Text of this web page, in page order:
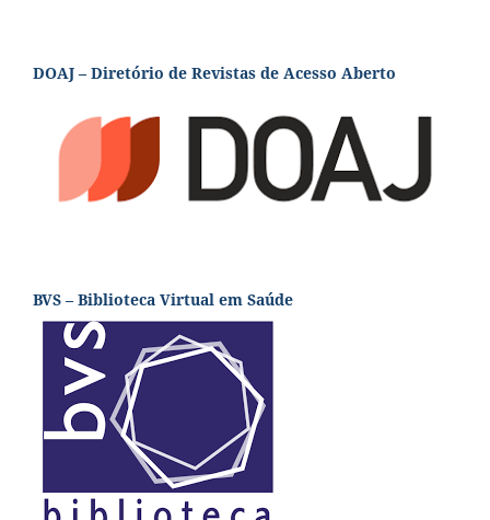
DOAJ – Diretório de Revistas de Acesso Aberto
BVS – Biblioteca Virtual em Saúde